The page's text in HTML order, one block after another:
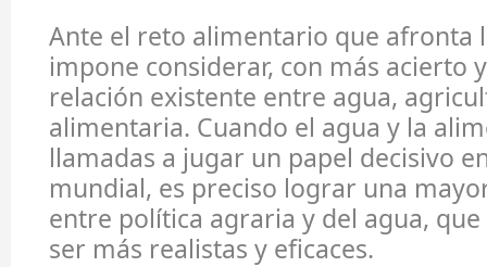
Ante el reto alimentario que afronta
impone considerar, con más acierto
relación existente entre agua,
alimentaria. Cuando el agua y la
llamadas a jugar un papel decisivo
mundial, es preciso lograr una
entre política agraria y del agua,
ser más realistas y eficaces.